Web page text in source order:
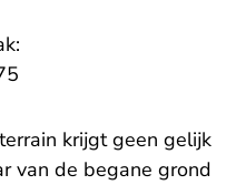
krijgt geen gelijk
van de begane grond